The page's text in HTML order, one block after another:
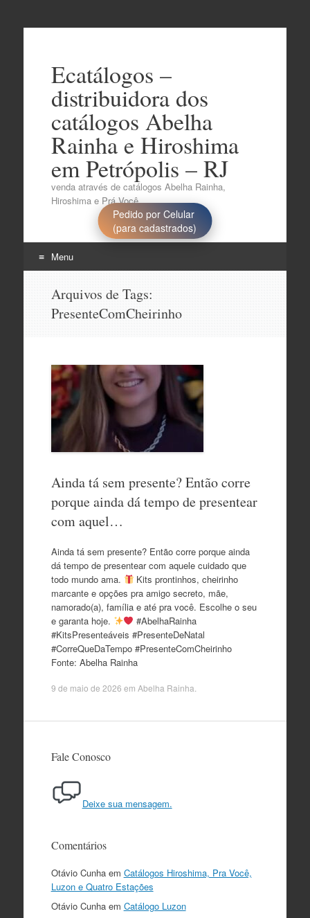
Pedido por Celular
(para cadastrados)
Ecatálogos –
distribuidora dos
catálogos Abelha
Rainha e Hiroshima
em Petrópolis – RJ
venda através de catálogos Abelha Rainha,
Hiroshima e Prá Você..
Menu
Arquivos de Tags:
PresenteComCheirinho
Ainda tá sem presente? Então corre
porque ainda dá tempo de presentear
com aquel…
Ainda tá sem presente? Então corre porque ainda
dá tempo de presentear com aquele cuidado que
todo mundo ama.
Kits prontinhos, cheirinho
marcante e opções pra amigo secreto, mãe,
namorado(a), família e até pra você. Escolhe o seu
e garanta hoje.
#AbelhaRainha
#KitsPresenteáveis #PresenteDeNatal
#CorreQueDaTempo #PresenteComCheirinho
Fonte: Abelha Rainha
9 de maio de 2026 em Abelha Rainha
Fale Conosco
Deixe sua mensagem.
Comentários
Otávio Cunhaem Catálogos Hiroshima, Pra Você,
Luzon e Quatro Estações
Otávio Cunhaem Catálogo Luzon